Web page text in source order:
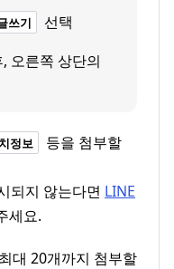
쓰기
선택
오른쪽 상단의
정보
등을 첨부할
되지 않는다면 LINE
세요.
대 20개까지 첨부할